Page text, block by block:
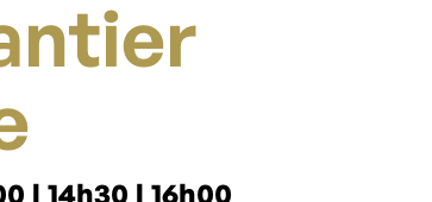
| 14h30 | 16h00